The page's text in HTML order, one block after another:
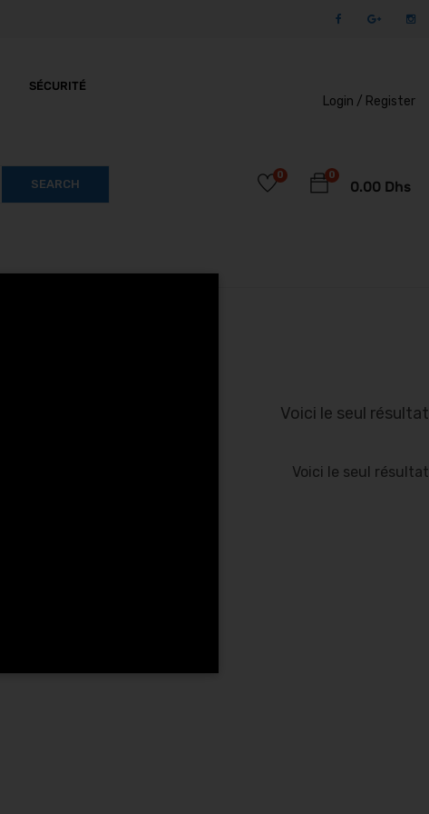
SÉCURITÉ
Login / Register
SEARCH
0
0.00 Dhs
0
Voici le seul résultat
Voici le seul résultat